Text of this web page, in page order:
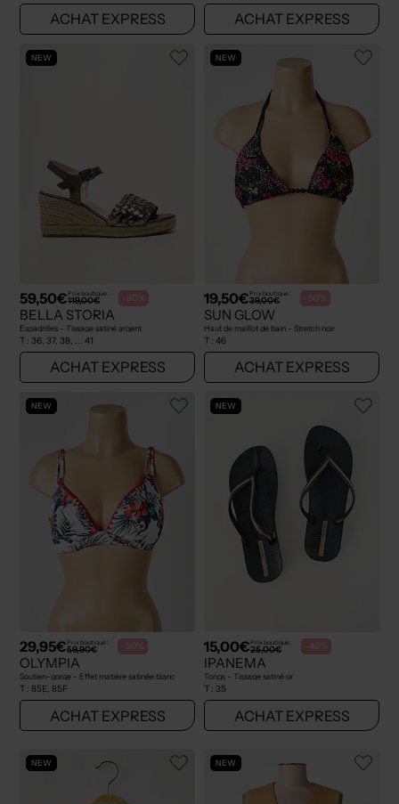
ACHAT EXPRESS ACHAT EXPRESS
NEW
59,50€Prix boutique :
119,00€ -50%
BELLA STORIA
Espadrilles - Tissage satiné argent
T : 36, 37, 38, ... 41
ACHAT EXPRESS
NEW
19,50€Prix boutique :
39,00€ -50%
SUN GLOW
Haut de maillot de bain - Stretch noir
T : 46
ACHAT EXPRESS
NEW
29,95€Prix boutique :
59,90€ -50%
OLYMPIA
Soutien-gorge - Effet matière satinée blanc
T : 85E, 85F
ACHAT EXPRESS
NEW
15,00€Prix boutique :
25,00€ -40%
IPANEMA
Tongs - Tissage satiné or
T : 35
ACHAT EXPRESS
NEW NEW